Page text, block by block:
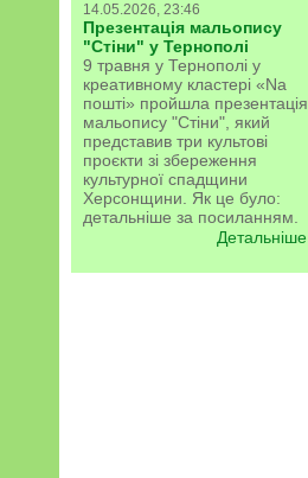
14.05.2026, 23:46
Презентація мальопису
"Стіни" у Тернополі
9 травня у Тернополі у
креативному кластері «Na
пошті» пройшла презентація
мальопису "Стіни", який
представив три культові
проєкти зі збереження
культурної спадщини
Херсонщини. Як це було:
детальніше за посиланням.
Детальніше